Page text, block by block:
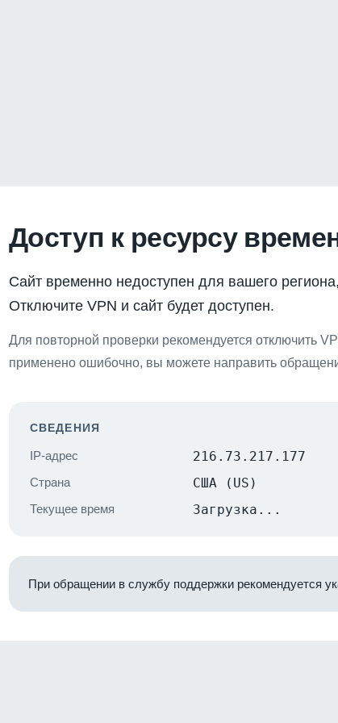
Доступ к ресурсу
Сайт временно недоступен для вашего
Отключите VPN и сайт будет доступен.
Для повторной проверки рекомендуется отключить
применено ошибочно, вы можете направить
СВЕДЕНИЯ
IP-адрес 216.73.217.177
Страна США (US)
Текущее время Загрузка...
При обращении в службу поддержки рекомендуется